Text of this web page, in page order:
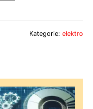
Kategorie: elektro